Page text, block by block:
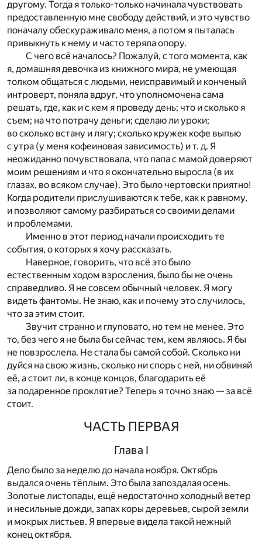
другому. Тогда я только-только начинала чувствовать
предоставленную мне свободу действий, и это чувство
поначалу обескураживало меня, а потом я пыталась
привыкнуть к нему и часто теряла опору.
С чего всё началось? Пожалуй, с того момента, как
я, домашняя девочка из книжного мира, не умеющая
толком общаться с людьми, неисправимый и конченый
интроверт, поняла вдруг, что уполномочена сама
решать, где, как и с кем я проведу день; что и сколько я
съем; на что потрачу деньги; сделаю ли уроки;
во сколько встану и лягу; сколько кружек кофе выпью
с утра (у меня кофеиновая зависимость) и т. д. Я
неожиданно почувствовала, что папа с мамой доверяют
моим решениям и что я окончательно выросла (в их
глазах, во всяком случае). Это было чертовски приятно!
Когда родители прислушиваются к тебе, как к равному,
и позволяют самому разбираться со своими делами
и проблемами.
Именно в этот период начали происходить те
события, о которых я хочу рассказать.
Наверное, говорить, что всё это было
естественным ходом взросления, было бы не очень
справедливо. Я не совсем обычный человек. Я могу
видеть фантомы. Не знаю, как и почему это случилось,
что за этим стоит.
Звучит странно и глуповато, но тем не менее. Это
то, без чего я не была бы сейчас тем, кем являюсь. Я бы
не повзрослела. Не стала бы самой собой. Сколько ни
дуйся на свою жизнь, сколько ни спорь с ней, ни обвиняй
её, а стоит ли, в конце концов, благодарить её
за подаренное проклятие? Теперь я точно знаю — за всё
стоит.
ЧАСТЬ ПЕРВАЯ
Глава I
Дело было за неделю до начала ноября. Октябрь
выдался очень тёплым. Это была запоздалая осень.
Золотые листопады, ещё недостаточно холодный ветер
и несильные дожди, запах коры деревьев, сырой земли
и мокрых листьев. Я впервые видела такой нежный
конец октября.